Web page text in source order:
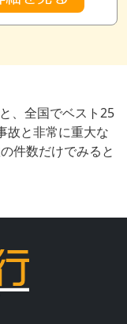
、全国でベスト25
故と非常に重大な
件数だけでみると